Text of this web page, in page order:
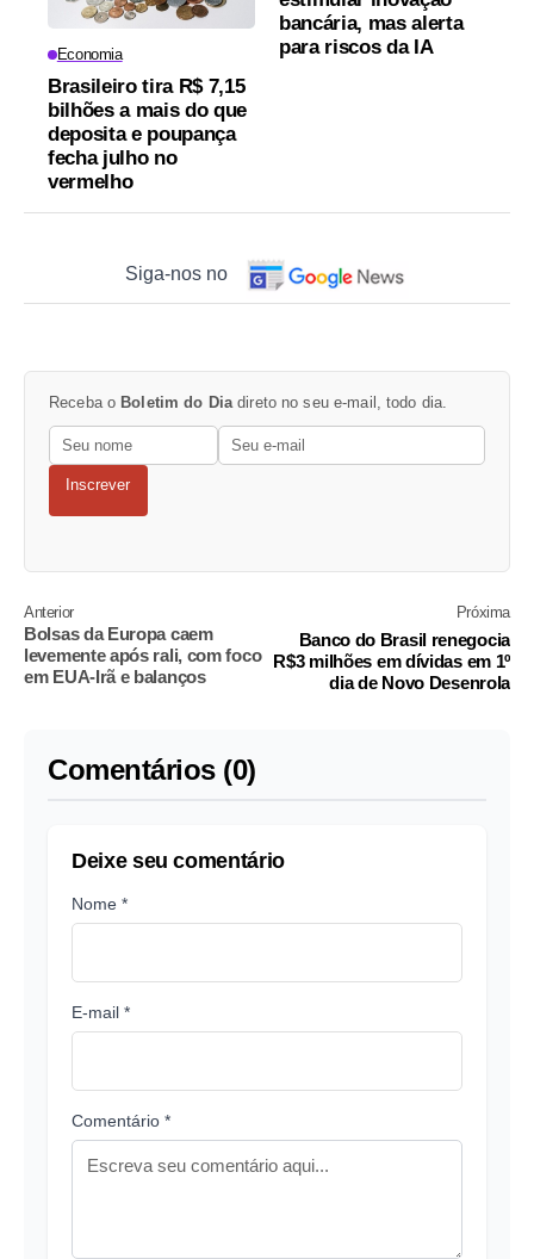
Economia
Brasileiro tira R$ 7,15
bilhões a mais do que
deposita e poupança
fecha julho no
vermelho
bancária, mas alerta
para riscos da IA
Siga-nos no
Receba o Boletim do Diadireto no seu e-mail, todo dia.
Inscrever
Anterior
Bolsas da Europa caem
levemente após rali, com foco
em EUA-Irã e balanços
Próxima
Banco do Brasil renegocia
R$3 milhões em dívidas em 1º
dia de Novo Desenrola
Comentários (0)
Deixe seu comentário
Nome *
E-mail *
Comentário *